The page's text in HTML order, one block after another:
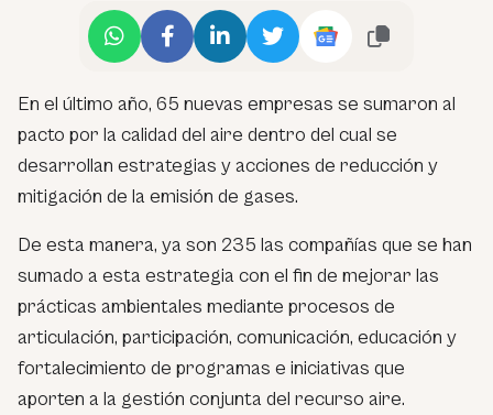
En el último año, 65 nuevas empresas se sumaron al
pacto por la calidad del aire dentro del cual se
desarrollan estrategias y acciones de reducción y
mitigación de la emisión de gases.
De esta manera, ya son 235 las compañías que se han
sumado a esta estrategia con el fin de mejorar las
prácticas ambientales mediante procesos de
articulación, participación, comunicación, educación y
fortalecimiento de programas e iniciativas que
aporten a la gestión conjunta del recurso aire.